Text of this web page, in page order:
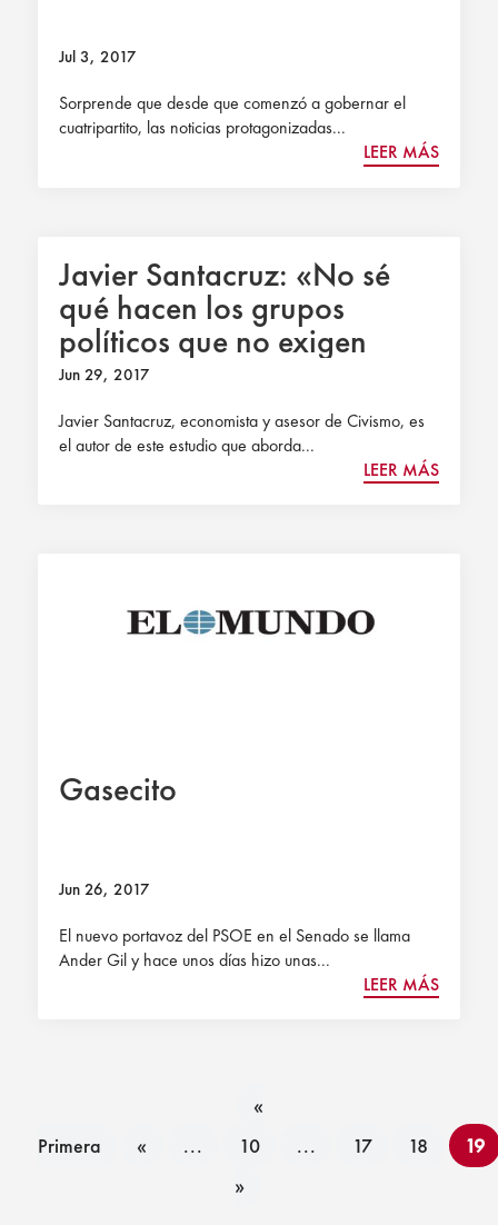
Jul 3, 2017
Sorprende que desde que comenzó a gobernar el
cuatripartito, las noticias protagonizadas...
LEER MÁS
Javier Santacruz: «No sé
qué hacen los grupos
políticos que no exigen
deflactar el IRPF»
Jun 29, 2017
Javier Santacruz, economista y asesor de Civismo, es
el autor de este estudio que aborda...
LEER MÁS
Gasecito
Jun 26, 2017
El nuevo portavoz del PSOE en el Senado se llama
Ander Gil y hace unos días hizo unas...
LEER MÁS
«
Primera
« ... 10 ... 17 18
19
»